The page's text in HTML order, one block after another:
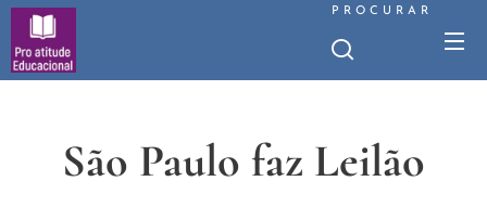
PROCURAR
São Paulo faz Leilão